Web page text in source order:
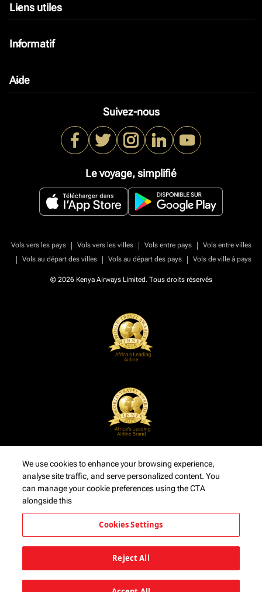
Liens utiles
keyboard_arrow_down
Informatif
keyboard_arrow_down
Aide
keyboard_arrow_down
Suivez-nous
Le voyage, simplifié
Vols vers les pays | Vols vers les villes | Vols entre pays |
Vols entre villes
|
Vols au départ des villes | Vols au départ des pays | Vols de ville à pays
© 2026 Kenya Airways Limited. Tous droits réservés
We use cookies to enhance your browsing experience,
analyse site traffic, and serve personalized content. You
can manage your cookie preferences using the CTA
alongside this
Cookies Settings
Reject All